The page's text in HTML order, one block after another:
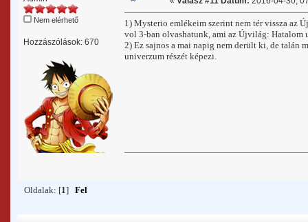
Nem elérhető
Hozzászólások: 670
1) Mysterio emlékeim szerint nem tér vissza az
vol 3-ban olvashatunk, ami az Újvilág:
2) Ez sajnos a mai napig nem derült ki, de talán
univerzum részét képezi.
Oldalak: [1] Fel